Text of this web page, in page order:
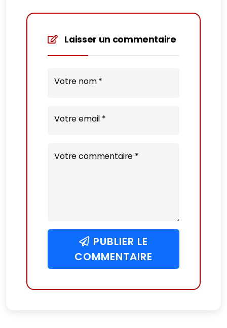
Laisser un commentaire
Votre nom *
Votre email *
Votre commentaire *
PUBLIER LE
COMMENTAIRE